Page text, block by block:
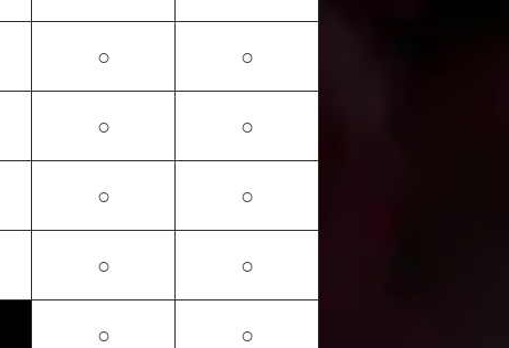
○ ○
○ ○
○ ○
○ ○
○ ○